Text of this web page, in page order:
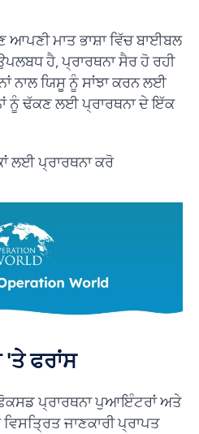
ਆਪਣੀ ਮਾਤ ਭਾਸ਼ਾ ਵਿੱਚ ਬਾਈਬਲ
ਹੈ, ਪ੍ਰਾਰਥਨਾ ਸੈਰ ਹੋ ਰਹੀ
ਨਾਲ ਯਿਸੂ ਨੂੰ ਸਾਂਝਾ ਕਰਨ ਲਈ
ਨੂੰ ਢੱਕਣ ਲਈ ਪ੍ਰਾਰਥਨਾ ਦੇ ਇੱਕ
ਲਈ ਪ੍ਰਾਰਥਨਾ ਕਰੋ
ਫਰਾਂਸ
ਪ੍ਰਾਰਥਨਾ ਪੁਆਇੰਟਰਾਂ ਅਤੇ
ਜਾਣਕਾਰੀ ਪ੍ਰਾਪਤ